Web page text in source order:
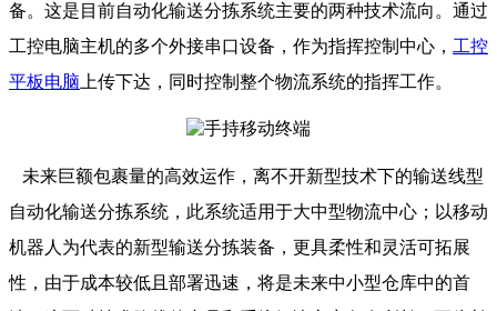
备。这是目前自动化输送分拣系统主要的两种技术流向。通过
工控电脑主机的多个外接串口设备，作为指挥控制中心， 工控
平板电脑 上传下达，同时控制整个物流系统的指挥工作。
未来巨额包裹量的高效运作，离不开新型技术下的输送线型
自动化输送分拣系统，此系统适用于大中型物流中心；以移动
机器人为代表的新型输送分拣装备，更具柔性和灵活可拓展
性，由于成本较低且部署迅速，将是未来中小型仓库中的首